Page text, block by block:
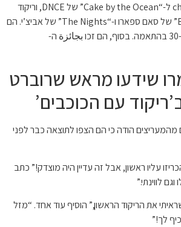
להקת ג’ет, ריקוד cha cha ל-“Cake by the Ocean” של DNCE, וריקוד
חופשי ל-“Black & Gold” של סאם ספארו ו-“The Nights” של אביצ’י. הם
קיבלו ציונים של 29, 30 ו-30 בהתאמה. בסוף, הם זכו بجائزة ה-
שידעו מראש שרוברט
ב’ריקוד עם הכוכבים’
הודה כי הם הצפו לתוצאה כבר לפני
עליו ראשון, אבל זה עדיין היה מוצדק!” כתב
לווינתי.”
את הריקוד הראשון,” הוסיף עוד אחד. “מזל
לך!”